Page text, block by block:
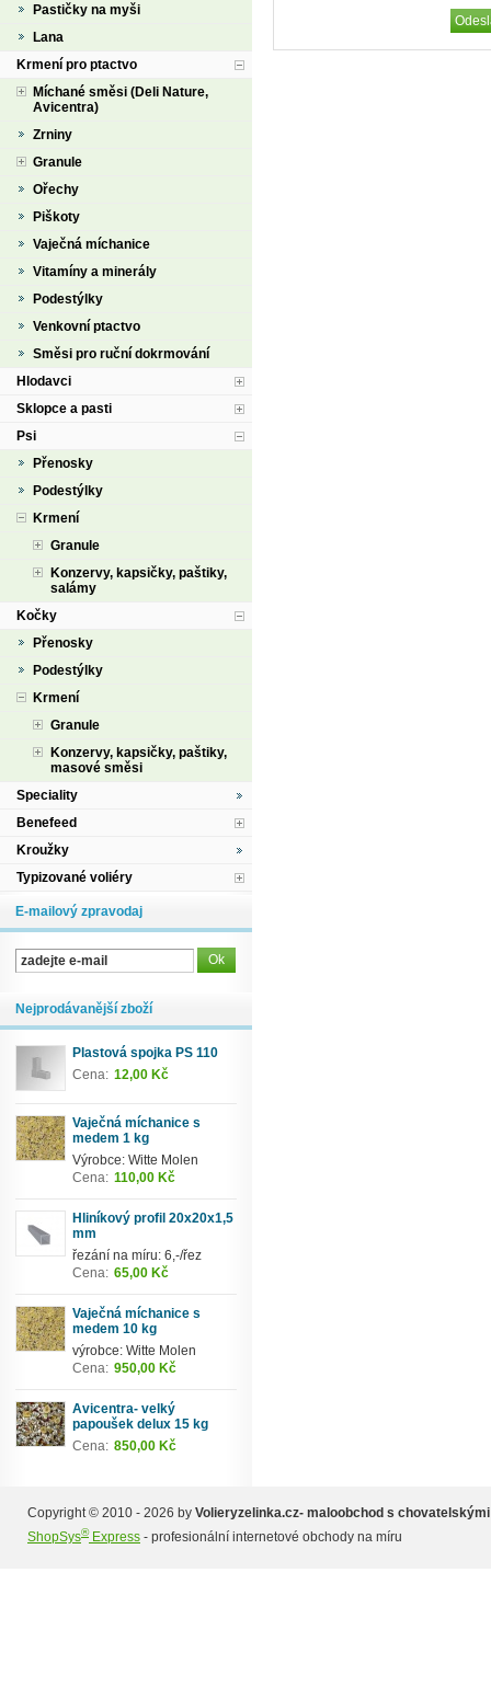
Pastičky na myši
Lana
Krmení pro ptactvo
Míchané směsi (Deli Nature,
Avicentra)
Zrniny
Granule
Ořechy
Piškoty
Vaječná míchanice
Vitamíny a minerály
Podestýlky
Venkovní ptactvo
Směsi pro ruční dokrmování
Hlodavci
Sklopce a pasti
Psi
Přenosky
Podestýlky
Krmení
Granule
Konzervy, kapsičky, paštiky,
salámy
Kočky
Přenosky
Podestýlky
Krmení
Granule
Konzervy, kapsičky, paštiky,
masové směsi
Speciality
Benefeed
Kroužky
Typizované voliéry
E-mailový zpravodaj
Nejprodávanější zboží
Plastová spojka PS 110
Cena: 12,00 Kč
Vaječná míchanice s
medem 1 kg
Výrobce: Witte Molen
Cena: 110,00 Kč
Hliníkový profil 20x20x1,5
mm
řezání na míru: 6,-/řez
Cena: 65,00 Kč
Vaječná míchanice s
medem 10 kg
výrobce: Witte Molen
Cena: 950,00 Kč
Avicentra- velký
papoušek delux 15 kg
Cena: 850,00 Kč
Copyright © 2010 - 2026 by Volieryzelinka.cz- maloobchod s
ShopSys®Express - profesionální internetové obchody na míru